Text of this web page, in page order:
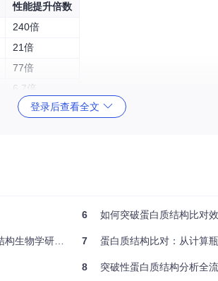
性能提升倍数
240倍
21倍
77倍
6.7倍
某药物研发团队的案例尤为典型：他们需要在
创新将复杂的三维坐标信息转化为类似氨基酸
字符——这正是3Di技术的直观理解。
，将20种氨基酸扩展为23种结构特征类型，形
登录后查看全文
学研究范式
6 如何突破蛋白质结构比对
7 蛋白质结构比对：从计算
8 突破性蛋白质结构分析全流